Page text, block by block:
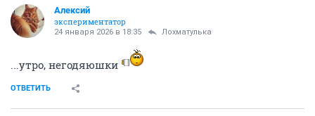
Алексий
экспериментатор
24 января 2026 в 18:35 Лохматулька
...утро, негодяюшки
ОТВЕТИТЬ